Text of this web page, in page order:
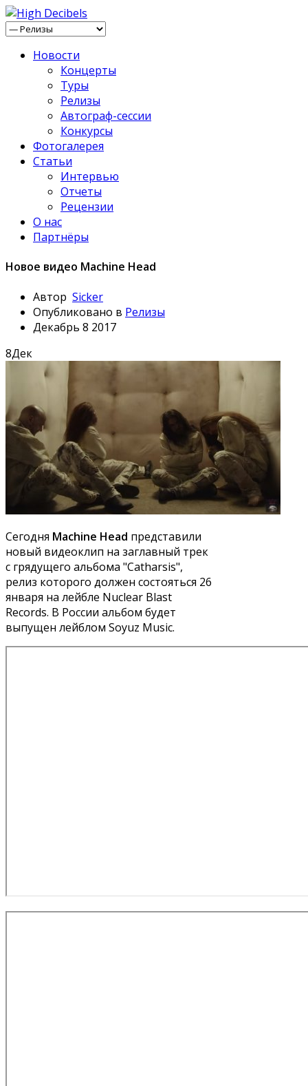
Новости
Концерты
Туры
Релизы
Автограф-сессии
Конкурсы
Фотогалерея
Статьи
Интервью
Отчеты
Рецензии
О нас
Партнёры
Новое видео Machine Head
Автор Sicker
Опубликовано в Релизы
Декабрь 8 2017
8Дек
Сегодня Machine Head представили
новый видеоклип на заглавный трек
с грядущего альбома "Catharsis",
релиз которого должен состояться 26
января на лейбле Nuclear Blast
Records. В России альбом будет
выпущен лейблом Soyuz Music.